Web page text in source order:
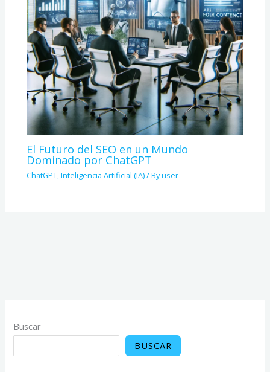
El Futuro del SEO en un Mundo
Dominado por ChatGPT
ChatGPT,Inteligencia Artificial (IA)/ Byuser
Buscar
BUSCAR